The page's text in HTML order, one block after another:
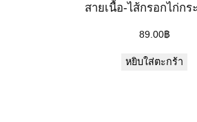
สายเนื้อ-ไส้กรอกไก่กร
89.00฿
หยิบใส่ตะกร้า